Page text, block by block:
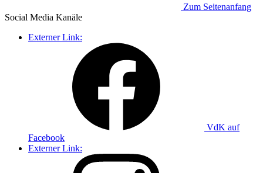
Zum Seitenanfang
Social Media Kanäle
Externer Link:
VdK auf
Facebook
Externer Link: